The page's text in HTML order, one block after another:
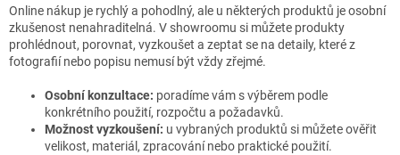
Online nákup je rychlý a pohodlný, ale u některých produktů je osobní
zkušenost nenahraditelná. V showroomu si můžete produkty
prohlédnout, porovnat, vyzkoušet a zeptat se na detaily, které z
fotografií nebo popisu nemusí být vždy zřejmé.
Osobní konzultace: poradíme vám s výběrem podle
konkrétního použití, rozpočtu a požadavků.
Možnost vyzkoušení: u vybraných produktů si můžete ověřit
velikost, materiál, zpracování nebo praktické použití.